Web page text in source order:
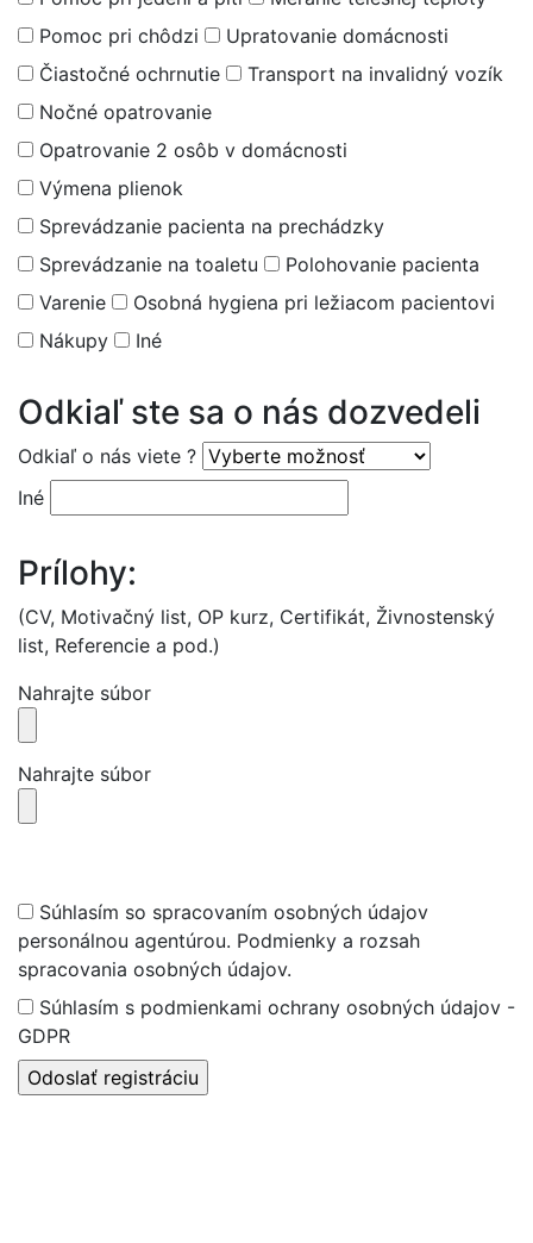
Pomoc pri chôdzi
Upratovanie domácnosti
Čiastočné ochrnutie
Transport na invalidný vozík
Nočné opatrovanie
Opatrovanie 2 osôb v domácnosti
Výmena plienok
Sprevádzanie pacienta na prechádzky
Sprevádzanie na toaletu
Polohovanie pacienta
Varenie
Osobná hygiena pri ležiacom pacientovi
Nákupy
Iné
Odkiaľ ste sa o nás dozvedeli
Odkiaľ o nás viete ?
Iné
Prílohy:
(CV, Motivačný list, OP kurz, Certifikát, Živnostenský
list, Referencie a pod.)
Nahrajte súbor
Nahrajte súbor
Súhlasím so spracovaním osobných údajov
personálnou agentúrou. Podmienky a rozsah
spracovania osobných údajov.
Súhlasím s podmienkami ochrany osobných údajov -
GDPR